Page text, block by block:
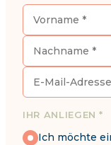
IHR ANLIEGEN *
Ich möchte